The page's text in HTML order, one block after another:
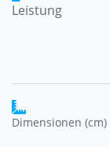
Leistung
Dimensionen (cm)